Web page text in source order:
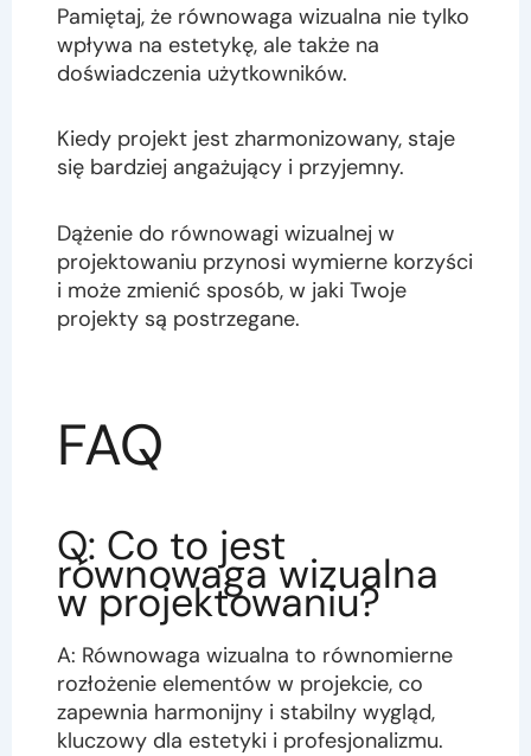
Pamiętaj, że równowaga wizualna nie tylko
wpływa na estetykę, ale także na
doświadczenia użytkowników.
Kiedy projekt jest zharmonizowany, staje
się bardziej angażujący i przyjemny.
Dążenie do równowagi wizualnej w
projektowaniu przynosi wymierne korzyści
i może zmienić sposób, w jaki Twoje
projekty są postrzegane.
FAQ
Q: Co to jest
równowaga wizualna
w projektowaniu?
A: Równowaga wizualna to równomierne
rozłożenie elementów w projekcie, co
zapewnia harmonijny i stabilny wygląd,
kluczowy dla estetyki i profesjonalizmu.